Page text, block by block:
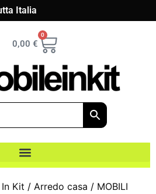
Italia
0,00 €
0
Kit / Arredo casa / MOBILI